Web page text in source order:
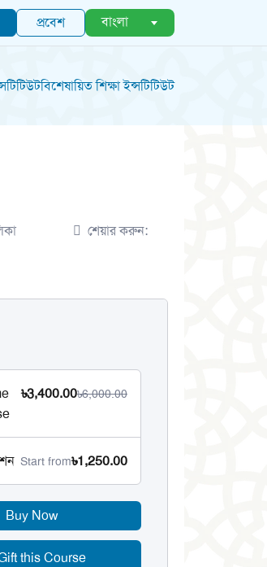
প্রবেশ বাংলা
বিশেষায়িত শিক্ষা ইন্সটিটিউট
শেয়ার করুন:
৳3,400.00৳6,000.00
Start from৳1,250.00
Buy Now
this Course